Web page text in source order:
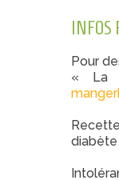
INFOS
Pour
« La
diabète